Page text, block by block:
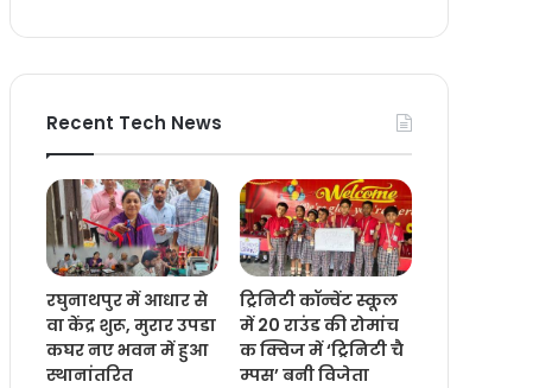
Recent Tech News
रघुनाथपुर में आधार से
वा केंद्र शुरू, मुरार उपडा
कघर नए भवन में हुआ
स्थानांतरित
ट्रिनिटी कॉन्वेंट स्कूल
में 20 राउंड की रोमांच
क क्विज में ‘ट्रिनिटी चै
म्पस’ बनी विजेता